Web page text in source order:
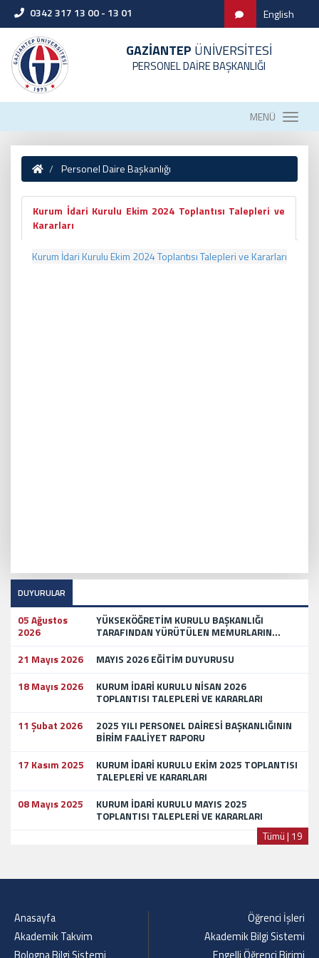
0342 317 13 00 - 13 01 English
GAZİANTEP ÜNİVERSİTESİ
PERSONEL DAİRE BAŞKANLIĞI
MENÜ
Personel Daire Başkanlığı
Kurum İdari Kurulu Ekim 2024 Toplantısı Talepleri ve
Kararları
Kurum İdari Kurulu Ekim 2024 Toplantısı Talepleri ve Kararları
DUYURULAR
05 Ağustos
2026
YÜKSEKÖĞRETİM KURULU BAŞKANLIĞI
TARAFINDAN YÜRÜTÜLEN MEMURLARIN...
21 Mayıs 2026
MAYIS 2026 EĞİTİM DUYURUSU
18 Mayıs 2026
KURUM İDARİ KURULU NİSAN 2026
TOPLANTISI TALEPLERİ VE KARARLARI
11 Şubat 2026
2025 YILI PERSONEL DAİRESİ BAŞKANLIĞININ
BİRİM FAALİYET RAPORU
17 Kasım 2025
KURUM İDARİ KURULU EKİM 2025 TOPLANTISI
TALEPLERİ VE KARARLARI
08 Mayıs 2025
KURUM İDARİ KURULU MAYIS 2025
TOPLANTISI TALEPLERİ VE KARARLARI
Tümü | 19
Anasayfa
Akademik Takvim
Öğrenci İşleri
Akademik Bilgi Sistemi